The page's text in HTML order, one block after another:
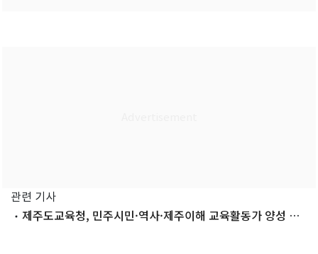
관련 기사
제주도교육청, 민주시민·역사·제주이해 교육활동가 양성 추